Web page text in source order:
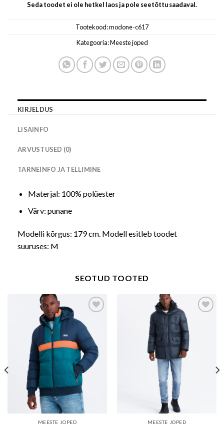
Seda toodet ei ole hetkel laos ja pole seetõttu saadaval.
Tootekood:modone-c617
Kategooria:Meeste joped
KIRJELDUS
LISAINFO
ARVUSTUSED (0)
TARNEINFO JA TELLIMINE
Materjal: 100% polüester
Värv: punane
Modelli kõrgus: 179 cm. Modell esitleb toodet
suuruses: M
SEOTUD TOOTED
Add to wishlist
MEESTE JOPED
Add to wishlist
MEESTE JOPED